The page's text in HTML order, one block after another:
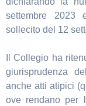
settembre 2023
sollecito del 12
Il Collegio ha
giurisprudenza
anche atti atipici
ove rendano per